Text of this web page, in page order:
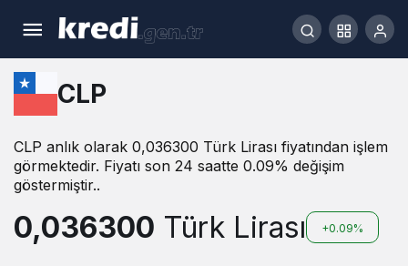
CLP
CLP anlık olarak 0,036300 Türk Lirası fiyatından işlem
görmektedir. Fiyatı son 24 saatte 0.09% değişim
göstermiştir..
0,036300 Türk Lirası +0.09%